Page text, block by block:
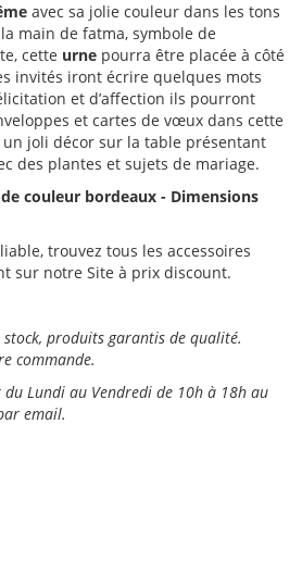
avec sa jolie couleur dans les tons
main de fatma, symbole de
cette urne pourra être placée à côté
invités iront écrire quelques mots
et d’affection ils pourront
et cartes de vœux dans cette
un joli décor sur la table présentant
des plantes et sujets de mariage.
couleur bordeaux - Dimensions
trouvez tous les accessoires
sur notre Site à prix discount.
produits garantis de qualité.
commande.
Lundi au Vendredi de 10h à 18h au
email.